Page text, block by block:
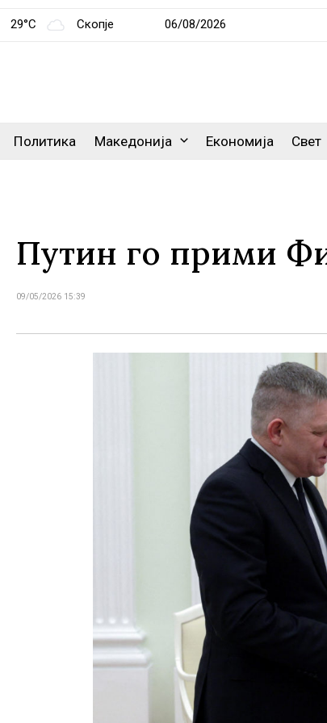
29°C Скопје 06/08/2026
Политика Македонија Економија Свет
Путин го прими
09/05/2026 15:39